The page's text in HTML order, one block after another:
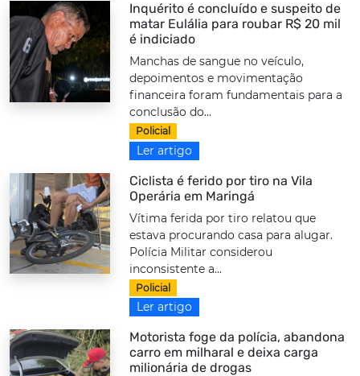
Inquérito é concluído e suspeito de
matar Eulália para roubar R$ 20 mil
é indiciado
Manchas de sangue no veículo,
depoimentos e movimentação
financeira foram fundamentais para a
conclusão do...
Policial
Ler artigo
Ciclista é ferido por tiro na Vila
Operária em Maringá
Vítima ferida por tiro relatou que
estava procurando casa para alugar.
Polícia Militar considerou
inconsistente a...
Policial
Ler artigo
Motorista foge da polícia, abandona
carro em milharal e deixa carga
milionária de drogas